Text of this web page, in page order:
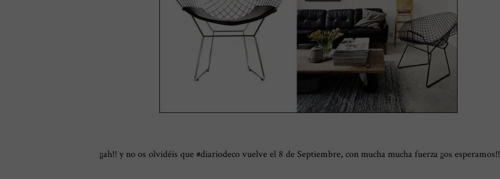
¡¡ah!! y no os olvidéis que #diariodeco vuelve el 8 de Septiembre, con mucha mucha fuerza ¡¡os esperamos!!